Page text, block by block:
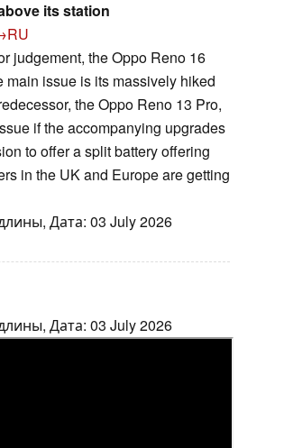
its station
judgement, the Oppo Reno 16
issue is its massively hiked
the Oppo Reno 13 Pro,
if the accompanying upgrades
to offer a split battery offering
in the UK and Europe are getting
Дата: 03 July 2026
Дата: 03 July 2026